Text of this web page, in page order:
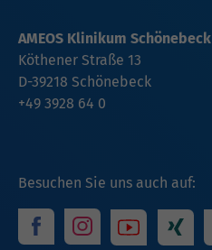
Besuchen Sie uns auch auf:
AMEOS Klinikum Schönebeck
Köthener Straße 13
D-39218 Schönebeck
+49 3928 64 0